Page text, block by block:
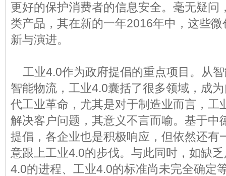
更好的保护消费者的信息安全。毫无疑问
类产品，其在新的一年2016年中，这些
新与演进。
工业4.0作为政府提倡的重点项目。从
智能物流，工业4.0囊括了很多领域，成
代工业革命，尤其是对于制造业而言，工
解决客户问题，其意义不言而喻。基于中
提倡，各企业也是积极响应，但依然还有
意跟上工业4.0的步伐。与此同时，如缺
4.0的进程、工业4.0的标准尚未完全确定